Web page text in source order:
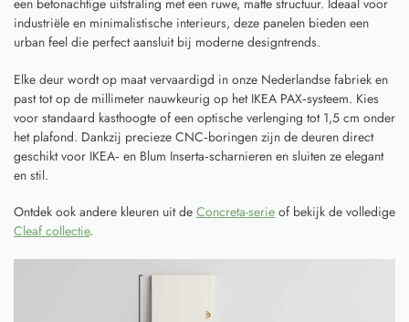
een betonachtige uitstraling met een ruwe, matte structuur. Ideaal voor
industriële en minimalistische interieurs, deze panelen bieden een
urban feel die perfect aansluit bij moderne designtrends.
Elke deur wordt op maat vervaardigd in onze Nederlandse fabriek en
past tot op de millimeter nauwkeurig op het IKEA PAX‑systeem. Kies
voor standaard kasthoogte of een optische verlenging tot 1,5 cm onder
het plafond. Dankzij precieze CNC‑boringen zijn de deuren direct
geschikt voor IKEA‑ en Blum Inserta‑scharnieren en sluiten ze elegant
en stil.
Ontdek ook andere kleuren uit de Concreta-serie of bekijk de volledige
Cleaf collectie.